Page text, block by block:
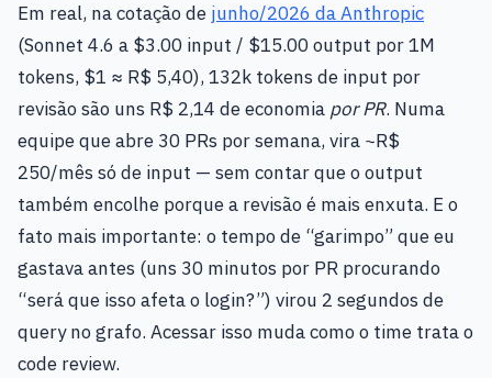
Em real, na cotação de junho/2026 da Anthropic
(Sonnet 4.6 a $3.00 input / $15.00 output por 1M
tokens, $1 ≈ R$ 5,40), 132k tokens de input por
revisão são uns R$ 2,14 de economia por PR. Numa
equipe que abre 30 PRs por semana, vira ~R$
250/mês só de input — sem contar que o output
também encolhe porque a revisão é mais enxuta. E o
fato mais importante: o tempo de “garimpo” que eu
gastava antes (uns 30 minutos por PR procurando
“será que isso afeta o login?”) virou 2 segundos de
query no grafo. Acessar isso muda como o time trata o
code review.